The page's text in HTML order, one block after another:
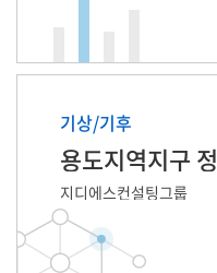
기상/기후
용도지역지구
지디에스컨설팅그룹